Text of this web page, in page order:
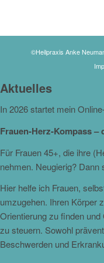
©Heilpraxis Anke
Aktuelles
In 2026 startet mein
Frauen-Herz-Kompass
Für Frauen 45+, die ihre
nehmen. Neugierig? Dann
Hier helfe ich Frauen,
umzugehen. Ihren Körper
Orientierung zu finden
zu steuern. Sowohl
Beschwerden und